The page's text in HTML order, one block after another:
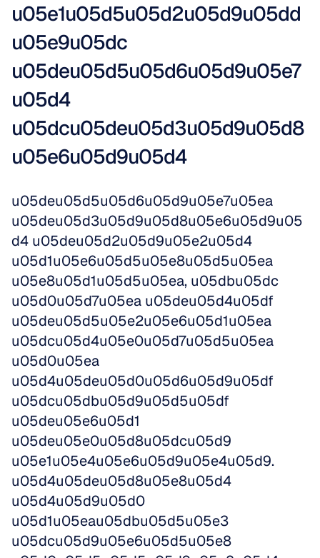
u05e1u05d5u05d2u05d9u05dd
u05e9u05dc
u05deu05d5u05d6u05d9u05e7
u05d4
u05dcu05deu05d3u05d9u05d8
u05e6u05d9u05d4
u05deu05d5u05d6u05d9u05e7u05ea
u05deu05d3u05d9u05d8u05e6u05d9u05
d4 u05deu05d2u05d9u05e2u05d4
u05d1u05e6u05d5u05e8u05d5u05ea
u05e8u05d1u05d5u05ea, u05dbu05dc
u05d0u05d7u05ea u05deu05d4u05df
u05deu05d5u05e2u05e6u05d1u05ea
u05dcu05d4u05e0u05d7u05d5u05ea
u05d0u05ea
u05d4u05deu05d0u05d6u05d9u05df
u05dcu05dbu05d9u05d5u05df
u05deu05e6u05d1
u05deu05e0u05d8u05dcu05d9
u05e1u05e4u05e6u05d9u05e4u05d9.
u05d4u05deu05d8u05e8u05d4
u05d4u05d9u05d0
u05d1u05eau05dbu05d5u05e3
u05dcu05d9u05e6u05d5u05e8